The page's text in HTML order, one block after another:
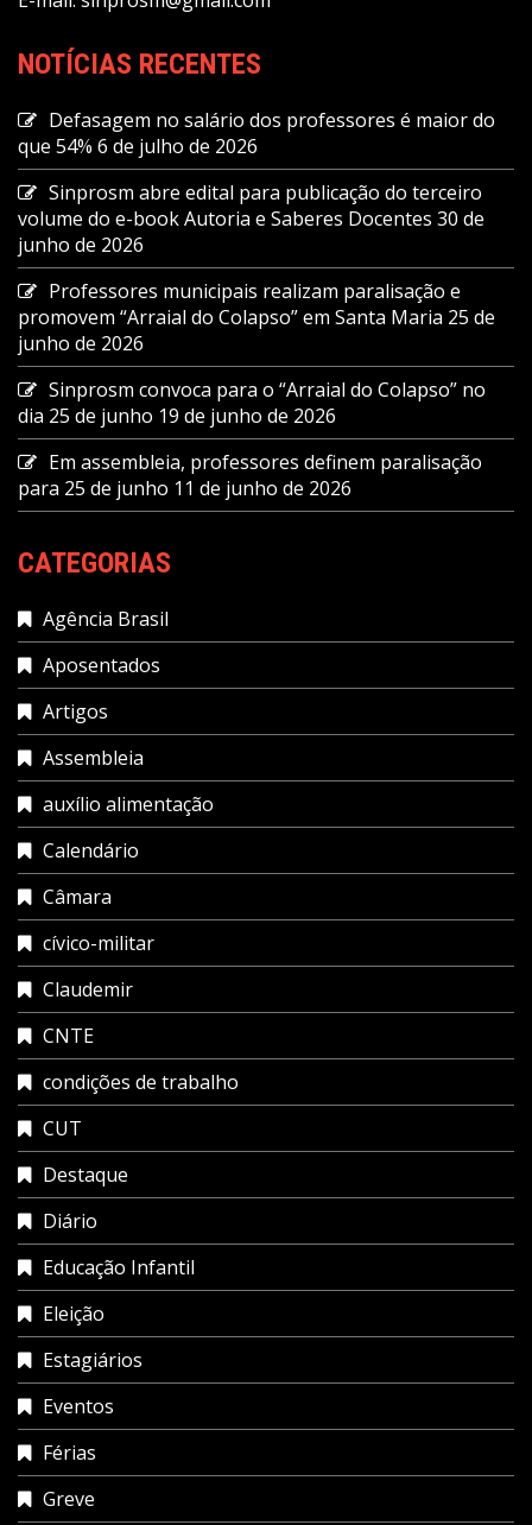
NOTÍCIAS RECENTES
Defasagem no salário dos professores é maior do
que 54% 6 de julho de 2026
Sinprosm abre edital para publicação do terceiro
volume do e-book Autoria e Saberes Docentes 30 de
junho de 2026
Professores municipais realizam paralisação e
promovem “Arraial do Colapso” em Santa Maria 25 de
junho de 2026
Sinprosm convoca para o “Arraial do Colapso” no
dia 25 de junho 19 de junho de 2026
Em assembleia, professores definem paralisação
para 25 de junho 11 de junho de 2026
CATEGORIAS
Agência Brasil
Aposentados
Artigos
Assembleia
auxílio alimentação
Calendário
Câmara
cívico-militar
Claudemir
CNTE
condições de trabalho
CUT
Destaque
Diário
Educação Infantil
Eleição
Estagiários
Eventos
Férias
Greve